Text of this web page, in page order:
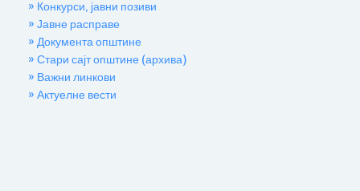
» Конкурси, јавни позиви
» Јавне расправе
» Документа општине
» Стари сајт општине (архива)
» Важни линкови
» Актуелне вести